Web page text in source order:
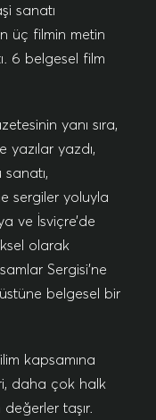
sanatı
üç filmin metin
6 belgesel film
yanı sıra,
yazdı,
sergiler yoluyla
ve İsviçre’de
olarak
Sergisi’ne
belgesel bir
kapsamına
daha çok halk
taşır.